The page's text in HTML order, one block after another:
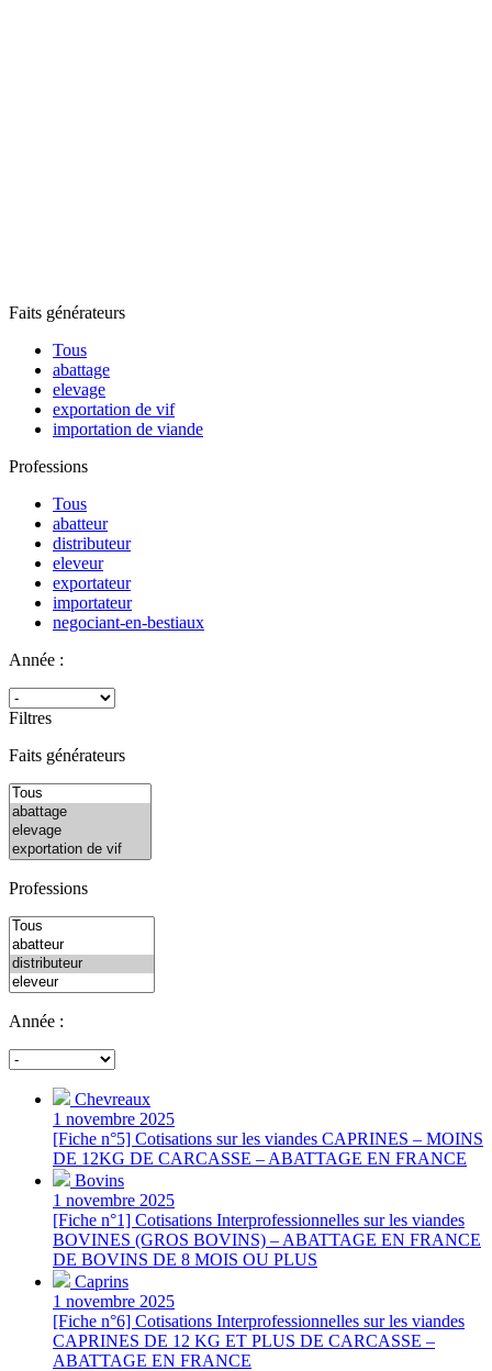
Faits générateurs
Tous
abattage
elevage
exportation de vif
importation de viande
Professions
Tous
abatteur
distributeur
eleveur
exportateur
importateur
negociant-en-bestiaux
Année :
Filtres
Faits générateurs
Professions
Année :
Chevreaux
1 novembre 2025
[Fiche n°5] Cotisations sur les viandes CAPRINES – MOINS
DE 12KG DE CARCASSE – ABATTAGE EN FRANCE
Bovins
1 novembre 2025
[Fiche n°1] Cotisations Interprofessionnelles sur les viandes
BOVINES (GROS BOVINS) – ABATTAGE EN FRANCE
DE BOVINS DE 8 MOIS OU PLUS
Caprins
1 novembre 2025
[Fiche n°6] Cotisations Interprofessionnelles sur les viandes
CAPRINES DE 12 KG ET PLUS DE CARCASSE –
ABATTAGE EN FRANCE